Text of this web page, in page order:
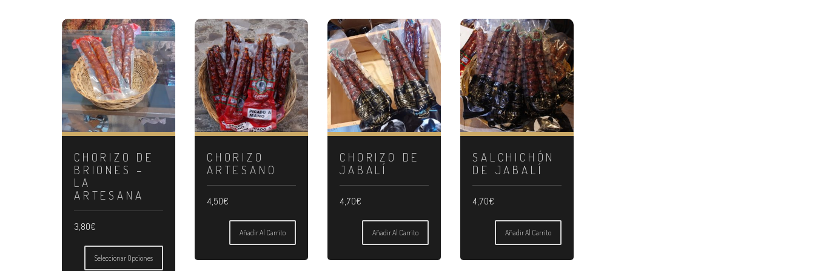
CHORIZO DE
BRIONES –
LA
ARTESANA
3,80€
Seleccionar Opciones
producto
CHORIZO
ARTESANO
4,50€
Añadir Al Carrito
CHORIZO DE
JABALÍ
4,70€
Añadir Al Carrito
SALCHICHÓN
DE JABALÍ
4,70€
Añadir Al Carrito